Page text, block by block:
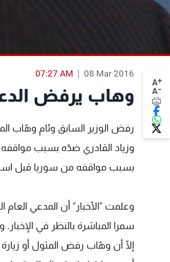
A+
A-
08 Mar 2016
07:27 AM
وهاب يرفض
رفض الوزير السابق وئام وهّاب
وزياد القادري ضدّه بسبب
بسبب مواقفه من سوريا قبل
وعلمت "الأخبار" أن المدعي
سمرا المباشرة بالنظر في
إلّا أن وهّاب رفض المثول أو زيارة